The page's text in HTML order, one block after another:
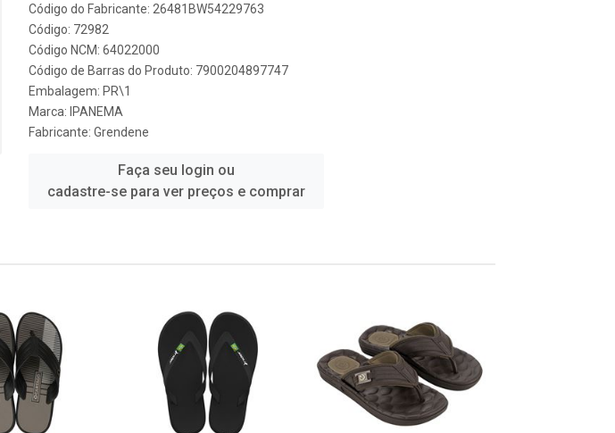
Código do Fabricante: 26481BW54229763
Código: 72982
Código NCM: 64022000
Código de Barras do Produto: 7900204897747
Embalagem: PR\1
Marca: IPANEMA
Fabricante: Grendene
Faça seu login ou
cadastre-se para ver preços e comprar